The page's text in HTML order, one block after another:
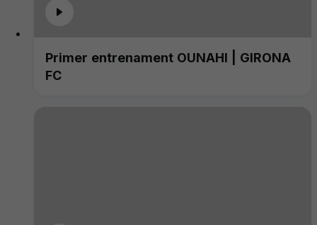
Primer entrenament OUNAHI | GIRONA
FC